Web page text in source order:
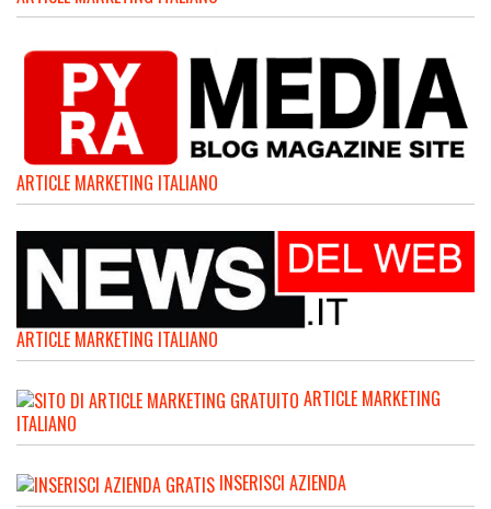
ARTICLE MARKETING ITALIANO
ARTICLE MARKETING ITALIANO
ARTICLE MARKETING
ITALIANO
INSERISCI AZIENDA